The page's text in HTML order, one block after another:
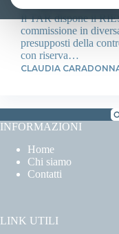
accoglimento ottenuto
Il TAR dispone il
commissione in
presupposti della
con riserva…
CLAUDIA
INFORMAZIONI
Home
Chi siamo
Contatti
LINK UTILI